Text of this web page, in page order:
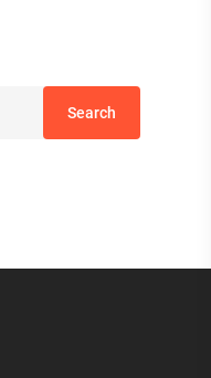
Search